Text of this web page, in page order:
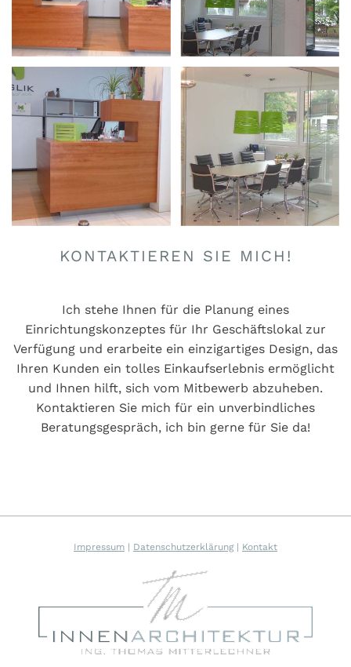
KONTAKTIEREN SIE MICH!
Ich stehe Ihnen für die Planung eines
Einrichtungskonzeptes für Ihr Geschäftslokal zur
Verfügung und erarbeite ein einzigartiges Design, das
Ihren Kunden ein tolles Einkaufserlebnis ermöglicht
und Ihnen hilft, sich vom Mitbewerb abzuheben.
Kontaktieren Sie mich für ein unverbindliches
Beratungsgespräch, ich bin gerne für Sie da!
Impressum Datenschutzerklärung| Kontakt